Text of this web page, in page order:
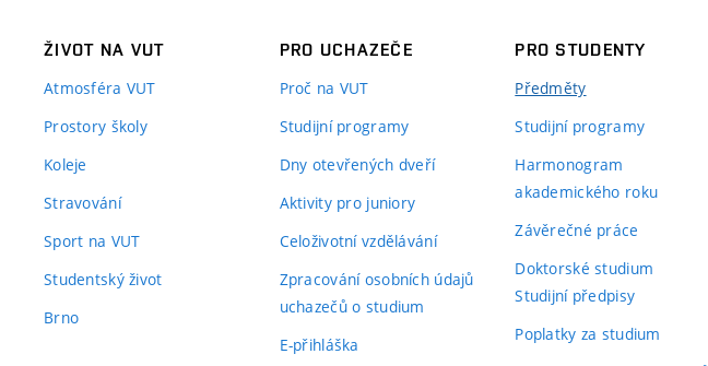
ŽIVOT NA VUT
Atmosféra VUT
Prostory školy
Koleje
Stravování
Sport na VUT
Studentský život
Brno
PRO UCHAZEČE
Proč na VUT
Studijní programy
Dny otevřených dveří
Aktivity pro juniory
Celoživotní vzdělávání
Zpracování osobních údajů
uchazečů o studium
E-přihláška
PRO STUDENTY
Předměty
Studijní programy
Harmonogram
akademického roku
Závěrečné práce
Doktorské studium
Studijní předpisy
Poplatky za studium